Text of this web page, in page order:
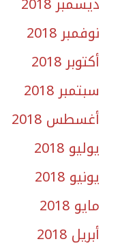
نوفمبر 2018
أكتوبر 2018
سبتمبر 2018
أغسطس 2018
يوليو 2018
يونيو 2018
مايو 2018
أبريل 2018